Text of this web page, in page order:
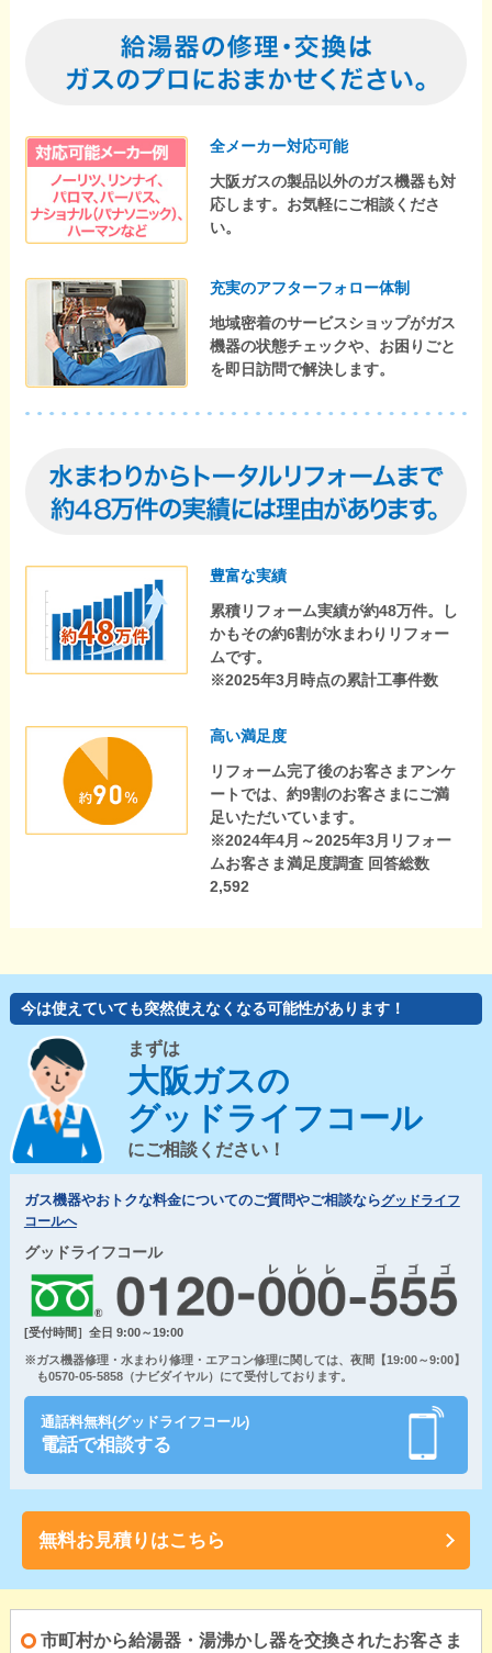
全メーカー対応可能
大阪ガスの製品以外のガス機器も対
応します。お気軽にご相談くださ
い。
充実のアフターフォロー体制
地域密着のサービスショップがガス
機器の状態チェックや、お困りごと
を即日訪問で解決します。
豊富な実績
累積リフォーム実績が約48万件。し
かもその約6割が水まわりリフォー
ムです。
※2025年3月時点の累計工事件数
高い満足度
リフォーム完了後のお客さまアンケ
ートでは、約9割のお客さまにご満
足いただいています。
※2024年4月～2025年3月リフォー
ムお客さま満足度調査 回答総数
2,592
今は使えていても突然使えなくなる可能性があります！
まずは
大阪ガスの
グッドライフコール
にご相談ください！
ガス機器やおトクな料金についてのご質問やご相談ならグッドライフ
コールへ
グッドライフコール
[受付時間］全日 9:00～19:00
※ガス機器修理・水まわり修理・エアコン修理に関しては、夜間【19:00～9:00】
も0570-05-5858（ナビダイヤル）にて受付しております。
通話料無料(グッドライフコール)
電話で相談する
無料お見積りはこちら
市町村から給湯器・湯沸かし器を交換されたお客さま